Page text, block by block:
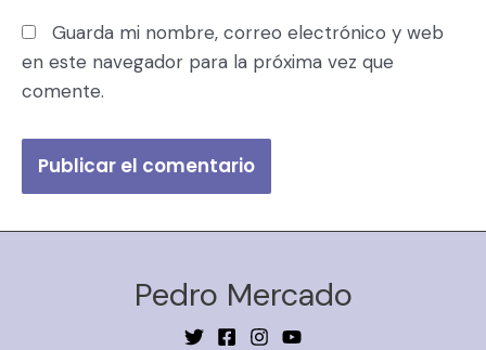
Guarda mi nombre, correo electrónico y web
en este navegador para la próxima vez que
comente.
Pedro Mercado